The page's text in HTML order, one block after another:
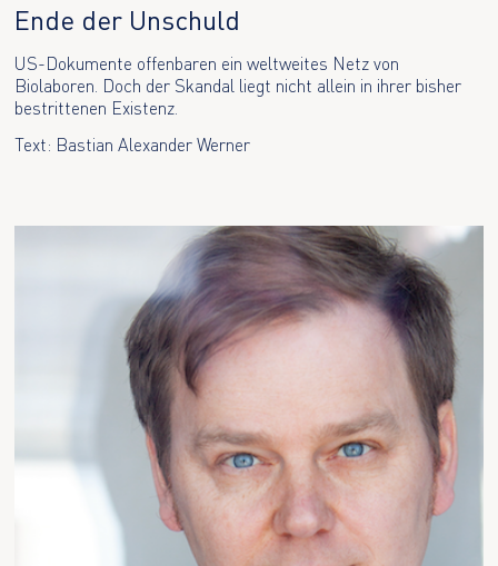
Ende der Unschuld
US-Dokumente offenbaren ein weltweites Netz von
Biolaboren. Doch der Skandal liegt nicht allein in ihrer bisher
bestrittenen Existenz.
Text: Bastian Alexander Werner